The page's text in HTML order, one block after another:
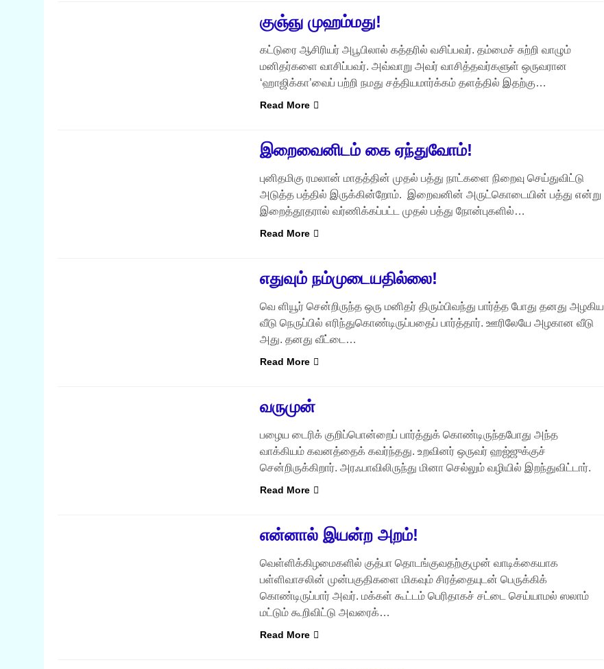
குஞ்ஞு முஹம்மது!
கட்டுரை ஆசிரியர் அபூபிலால் கத்தரில் வசிப்பவர். தம்மைச் சுற்றி வாழும்
மனிதர்களை வாசிப்பவர். அவ்வாறு அவர் வாசித்தவர்களுள் ஒருவரான
‘ஹாஜிக்கா’வைப் பற்றி நமது சத்தியமார்க்கம் தளத்தில் இதற்கு…
Read More
இறைவைனிடம் கை ஏந்துவோம்!
புனிதமிகு ரமலான் மாதத்தின் முதல் பத்து நாட்களை நிறைவு செய்துவிட்டு
அடுத்த பத்தில் இருக்கின்றோம். இறைவனின் அருட்கொடையின் பத்து என்று
இறைத்தூதரால் வர்ணிக்கப்பட்ட முதல் பத்து நோன்புகளில்…
Read More
எதுவும் நம்முடையதில்லை!
வெ ளியூர் சென்றிருந்த ஒரு மனிதர் திரும்பிவந்து பார்த்த போது தனது அழகிய
வீடு நெருப்பில் எரிந்துகொண்டிருப்பதைப் பார்த்தார். ஊரிலேயே அழகான வீடு
அது. தனது வீட்டை…
Read More
வருமுன்
பழைய டைரிக் குறிப்பொன்றைப் பார்த்துக் கொண்டிருந்தபோது அந்த
வாக்கியம் கவனத்தைக் கவர்ந்தது. உறவினர் ஒருவர் ஹஜ்ஜுக்குச்
சென்றிருக்கிறார். அரஃபாவிலிருந்து மினா செல்லும் வழியில் இறந்துவிட்டார்.
Read More
என்னால் இயன்ற அறம்!
வெள்ளிக்கிழமைகளில் குத்பா தொடங்குவதற்குமுன் வாடிக்கையாக
பள்ளிவாசலின் முன்பகுதிகளை மிகவும் சிரத்தையுடன் பெருக்கிக்
கொண்டிருப்பார் அவர். மக்கள் கூட்டம் பெரிதாகச் சட்டை செய்யாமல் ஸலாம்
மட்டும் கூறிவிட்டு அவரைக்…
Read More